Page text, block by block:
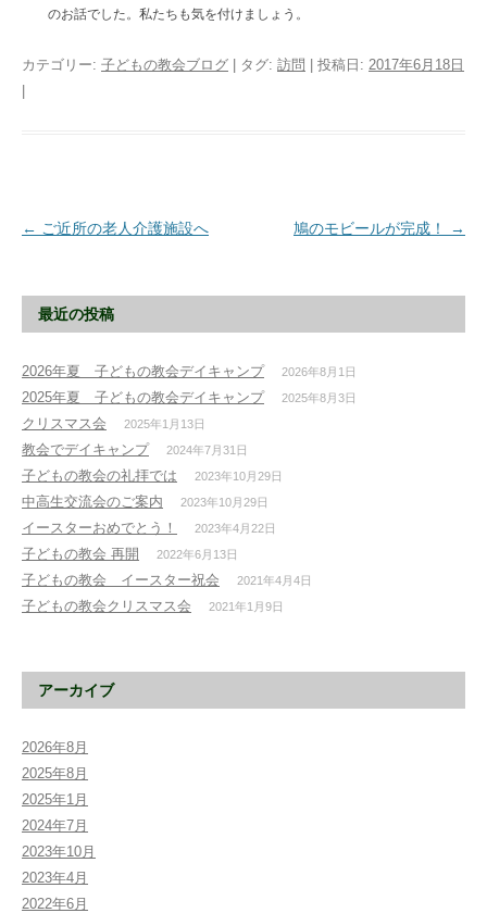
のお話でした。私たちも気を付けましょう。
カテゴリー: 子どもの教会ブログ | タグ: 訪問 | 投稿日: 2017年6月18日
投
ー
ョ
ン
← ご近所の老人介護施設へ 鳩のモビールが完成！ →
最近の投稿
2026年夏 子どもの教会デイキャンプ 2026年8月1日
2025年夏 子どもの教会デイキャンプ 2025年8月3日
クリスマス会 2025年1月13日
教会でデイキャンプ 2024年7月31日
子どもの教会の礼拝では 2023年10月29日
中高生交流会のご案内 2023年10月29日
イースターおめでとう！ 2023年4月22日
子どもの教会 再開 2022年6月13日
子どもの教会 イースター祝会 2021年4月4日
子どもの教会クリスマス会 2021年1月9日
アーカイブ
2026年8月
2025年8月
2025年1月
2024年7月
2023年10月
2023年4月
2022年6月